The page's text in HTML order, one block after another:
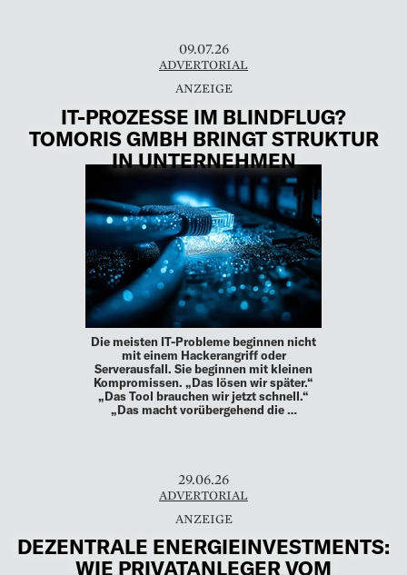
09.07.26
ADVERTORIAL
IT-PROZESSE IM BLINDFLUG?
TOMORIS GMBH BRINGT STRUKTUR
IN UNTERNEHMEN
Die meisten IT-Probleme beginnen nicht
mit einem Hackerangriff oder
Serverausfall. Sie beginnen mit kleinen
Kompromissen. „Das lösen wir später.“
„Das Tool brauchen wir jetzt schnell.“
„Das macht vorübergehend die …
29.06.26
ADVERTORIAL
DEZENTRALE ENERGIEINVESTMENTS:
WIE PRIVATANLEGER VOM